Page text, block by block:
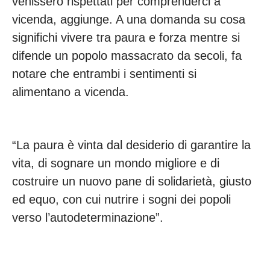
vicenda, aggiunge. A una domanda su cosa
significhi vivere tra paura e forza mentre si
difende un popolo massacrato da secoli, fa
notare che entrambi i sentimenti si
alimentano a vicenda.
“La paura è vinta dal desiderio di garantire la
vita, di sognare un mondo migliore e di
costruire un nuovo pane di solidarietà, giusto
ed equo, con cui nutrire i sogni dei popoli
verso l’autodeterminazione”.